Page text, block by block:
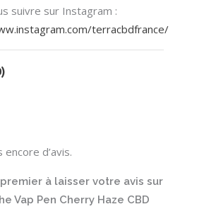
suivre sur Instagram :
terracbdfrance/
encore d’avis.
à laisser votre avis sur
Vap Pen Cherry Haze CBD